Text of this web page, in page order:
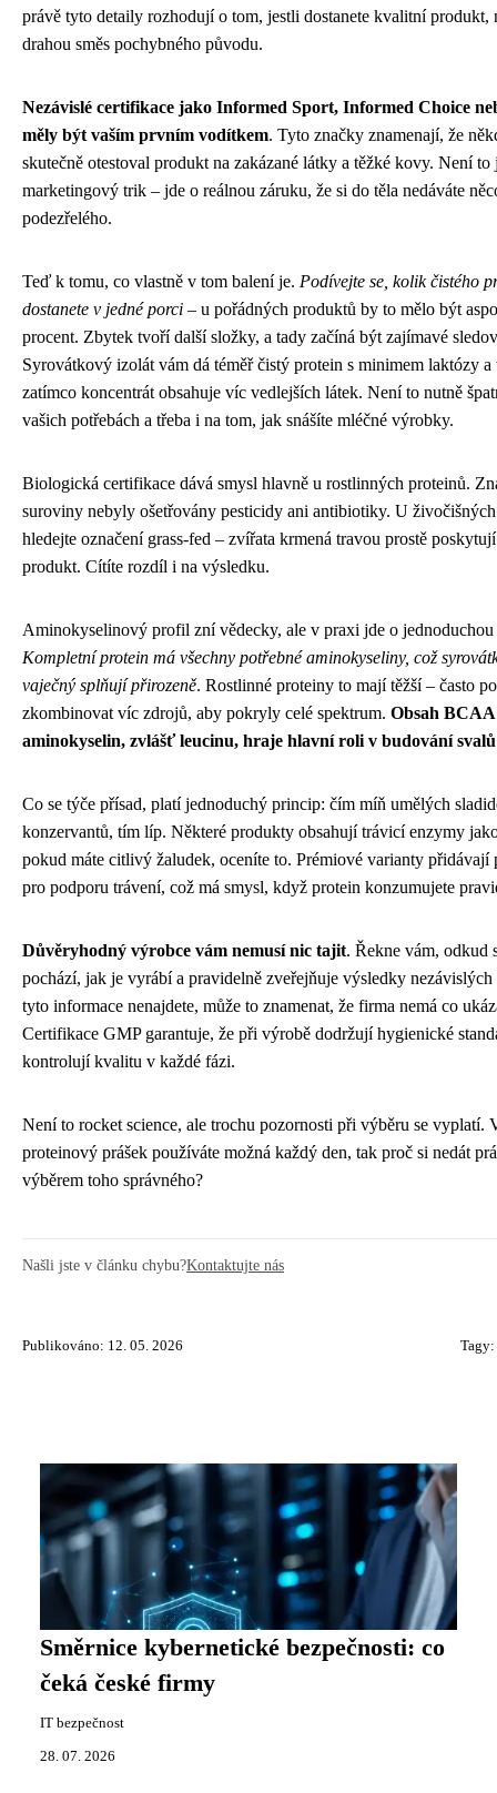
právě tyto detaily rozhodují o tom, jestli dostanete kvalitní produkt,
drahou směs pochybného původu.
Nezávislé certifikace jako Informed Sport, Informed Choice
měly být vaším prvním vodítkem. Tyto značky znamenají, že
skutečně otestoval produkt na zakázané látky a těžké kovy. Není to
marketingový trik – jde o reálnou záruku, že si do těla nedáváte
podezřelého.
Teď k tomu, co vlastně v tom balení je. Podívejte se, kolik čistého
dostanete v jedné porci – u pořádných produktů by to mělo být
procent. Zbytek tvoří další složky, a tady začíná být zajímavé
Syrovátkový izolát vám dá téměř čistý protein s minimem laktózy a
zatímco koncentrát obsahuje víc vedlejších látek. Není to nutně
vašich potřebách a třeba i na tom, jak snášíte mléčné výrobky.
Biologická certifikace dává smysl hlavně u rostlinných proteinů.
suroviny nebyly ošetřovány pesticidy ani antibiotiky. U
hledejte označení grass-fed – zvířata krmená travou prostě
produkt. Cítíte rozdíl i na výsledku.
Aminokyselinový profil zní vědecky, ale v praxi jde o jednoduchou
Kompletní protein má všechny potřebné aminokyseliny, což
vaječný splňují přirozeně. Rostlinné proteiny to mají těžší – často
zkombinovat víc zdrojů, aby pokryly celé spektrum. Obsah BCAA
aminokyselin, zvlášť leucinu, hraje hlavní roli v budování svalů
Co se týče přísad, platí jednoduchý princip: čím míň umělých
konzervantů, tím líp. Některé produkty obsahují trávicí enzymy
pokud máte citlivý žaludek, oceníte to. Prémiové varianty přidávají
pro podporu trávení, což má smysl, když protein konzumujete
Důvěryhodný výrobce vám nemusí nic tajit. Řekne vám, odkud
pochází, jak je vyrábí a pravidelně zveřejňuje výsledky
tyto informace nenajdete, může to znamenat, že firma nemá co
Certifikace GMP garantuje, že při výrobě dodržují hygienické
kontrolují kvalitu v každé fázi.
Není to rocket science, ale trochu pozornosti při výběru se vyplatí.
proteinový prášek používáte možná každý den, tak proč si nedát
výběrem toho správného?
Našli jste v článku chybu?Kontaktujte nás
Publikováno: 12. 05. 2026 Tagy:
Směrnice kybernetické bezpečnosti: co
čeká české firmy
IT bezpečnost
28. 07. 2026